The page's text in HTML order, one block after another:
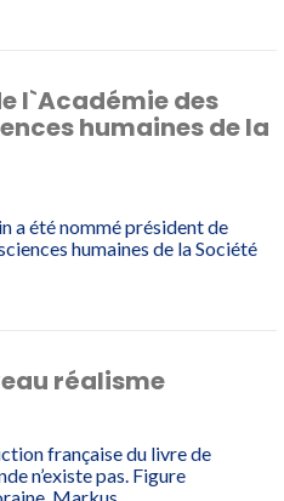
l`Académie des
humaines de la
a été nommé président de
humaines de la Société
réalisme
française du livre de
n’existe pas. Figure